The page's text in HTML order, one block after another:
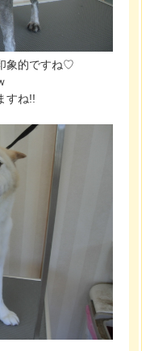
象的ですね♡
すね!!